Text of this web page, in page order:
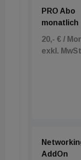
PRO Abo
monatlich
20,- € /
exkl.
AddOn